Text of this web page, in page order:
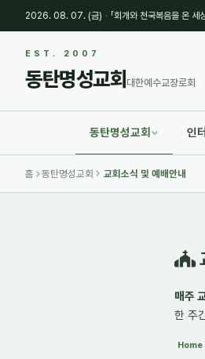
2026. 08. 07. (금) · 「회개와 천국복음을 온
EST. 2007
동탄명성교회 대한예수교장로회
동탄명성교회 인
홈 동탄명성교회 교회소식 및 예배안내
매주
한 주
Home
Sketchbook5, 스케
Sketchbook5, 스
Sketchbook5, 스케
Sketchbook5, 스